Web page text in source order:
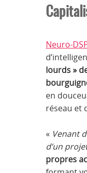
Neuro-
lourds »
en
réseau et
« Venant
d’un
propres